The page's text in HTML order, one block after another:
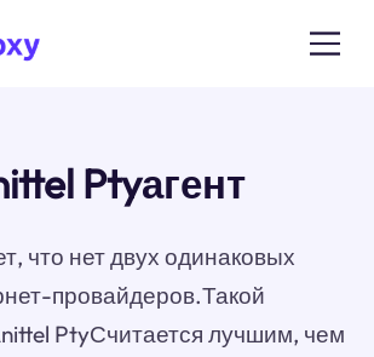
Ptyагент
что нет двух одинаковых
провайдеров.Такой
PtyСчитается лучшим, чем